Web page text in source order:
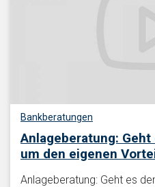
Bankberatungen
Anlageberatung:
um den eigenen
Anlageberatung: Geht es